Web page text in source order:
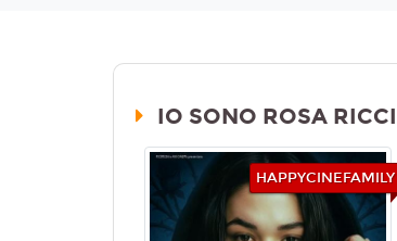
IO SONO ROSA RICCI
HAPPYCINEFAMILY